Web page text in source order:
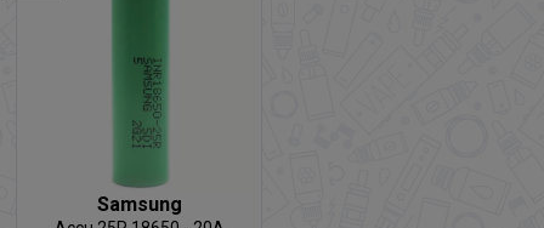
Samsung